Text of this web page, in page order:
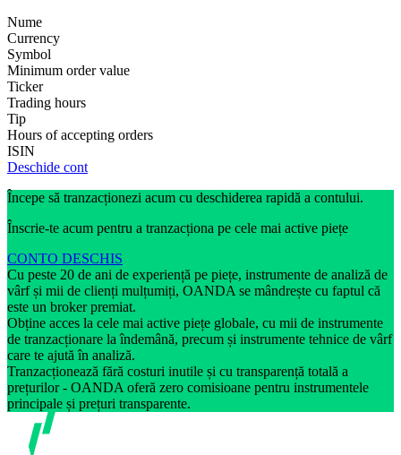
Nume
Currency
Symbol
Minimum order value
Ticker
Trading hours
Tip
Hours of accepting orders
ISIN
Deschide cont
Începe să tranzacționezi acum cu deschiderea rapidă a contului.
Înscrie-te acum pentru a tranzacționa pe cele mai active piețe
CONTO DESCHIS
Cu peste 20 de ani de experiență pe piețe, instrumente de analiză de
vârf și mii de clienți mulțumiți, OANDA se mândrește cu faptul că
este un broker premiat.
Obține acces la cele mai active piețe globale, cu mii de instrumente
de tranzacționare la îndemână, precum și instrumente tehnice de vârf
care te ajută în analiză.
Tranzacționează fără costuri inutile și cu transparență totală a
prețurilor - OANDA oferă zero comisioane pentru instrumentele
principale și prețuri transparente.